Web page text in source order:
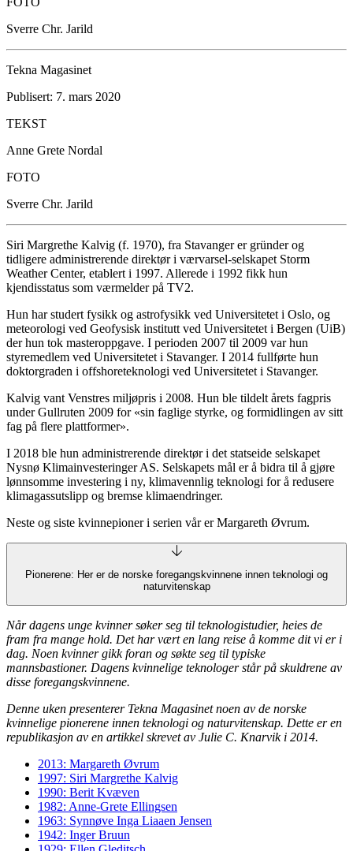
Sverre Chr. Jarild
Tekna Magasinet
Publisert: 7. mars 2020
TEKST
Anne Grete Nordal
FOTO
Sverre Chr. Jarild
Siri Margrethe Kalvig (f. 1970), fra Stavanger er gründer og
tidligere administrerende direktør i værvarsel-selskapet Storm
Weather Center, etablert i 1997. Allerede i 1992 fikk hun
kjendisstatus som værmelder på TV2.
Hun har studert fysikk og astrofysikk ved Universitetet i Oslo, og
meteorologi ved Geofysisk institutt ved Universitetet i Bergen (UiB)
der hun tok masteroppgave. I perioden 2007 til 2009 var hun
styremedlem ved Universitetet i Stavanger. I 2014 fullførte hun
doktorgraden i offshoreteknologi ved Universitetet i Stavanger.
Kalvig vant Venstres miljøpris i 2008. Hun ble tildelt årets fagpris
under Gullruten 2009 for «sin faglige styrke, og formidlingen av sitt
fag på flere plattformer».
I 2018 ble hun administrerende direktør i det statseide selskapet
Nysnø Klimainvesteringer AS. Selskapets mål er å bidra til å gjøre
lønnsomme investering i ny, klimavennlig teknologi for å redusere
klimagassutslipp og bremse klimaendringer.
Neste og siste kvinnepioner i serien vår er Margareth Øvrum.
Pionerene: Her er de norske foregangskvinnene innen teknologi og
naturvitenskap
Når dagens unge kvinner søker seg til teknologistudier, heies de
fram fra mange hold. Det har vært en lang reise å komme dit vi er i
dag. Noen kvinner gikk foran og søkte seg til typiske
mannsbastioner. Dagens kvinnelige teknologer står på skuldrene av
disse foregangskvinnene.
Denne uken presenterer Tekna Magasinet noen av de norske
kvinnelige pionerene innen teknologi og naturvitenskap. Dette er en
republikasjon av en artikkel skrevet av Julie C. Knarvik i 2014.
2013: Margareth Øvrum
1997: Siri Margrethe Kalvig
1990: Berit Kvæven
1982: Anne-Grete Ellingsen
1963: Synnøve Inga Liaaen Jensen
1942: Inger Bruun